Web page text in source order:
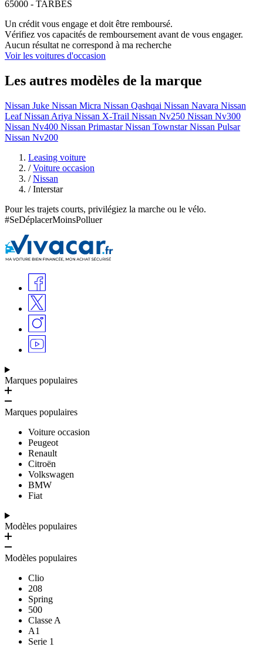
65000 - TARBES
Un crédit vous engage et doit être remboursé.
Vérifiez vos capacités de remboursement avant de vous engager.
Aucun résultat ne correspond à ma recherche
Voir les voitures d'occasion
Les autres modèles de la marque
Nissan Juke Nissan Micra Nissan Qashqai Nissan Navara Nissan
Leaf Nissan Ariya Nissan X-Trail Nissan Nv250 Nissan Nv300
Nissan Nv400 Nissan Primastar Nissan Townstar Nissan Pulsar
Nissan Nv200
Leasing voiture
/ Voiture occasion
/ Nissan
/ Interstar
Pour les trajets courts, privilégiez la marche ou le vélo.
#SeDéplacerMoinsPolluer
Marques populaires
Marques populaires
Voiture occasion
Peugeot
Renault
Citroën
Volkswagen
BMW
Fiat
Modèles populaires
Modèles populaires
Clio
208
Spring
500
Classe A
A1
Serie 1